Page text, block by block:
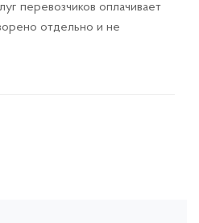
перевозчиков оплачивает
отдельно и не